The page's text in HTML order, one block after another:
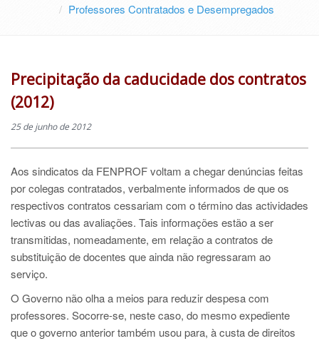
Professores Contratados e Desempregados
Precipitação da caducidade dos contratos
(2012)
25 de junho de 2012
Aos sindicatos da FENPROF voltam a chegar denúncias feitas
por colegas contratados, verbalmente informados de que os
respectivos contratos cessariam com o término das actividades
lectivas ou das avaliações. Tais informações estão a ser
transmitidas, nomeadamente, em relação a contratos de
substituição de docentes que ainda não regressaram ao
serviço.
O Governo não olha a meios para reduzir despesa com
professores. Socorre-se, neste caso, do mesmo expediente
que o governo anterior também usou para, à custa de direitos